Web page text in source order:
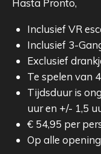
Hasta Pronto,
Inclusief VR
Inclusief 3-
Exclusief
Te spelen van
Tijdsduur is
uur en +/- 1,5
€ 54,95 per
Op alle